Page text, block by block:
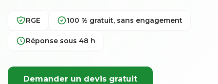
RGE 100 % gratuit, sans engagement
Réponse sous 48 h
Demander un devis gratuit